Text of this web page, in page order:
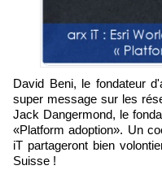
David Beni, le fondateur d'arx iT, vient d'ailleurs de poster un
super message sur les
Jack Dangermond, le
«Platform adoption». Un
iT partageront bien
Suisse !